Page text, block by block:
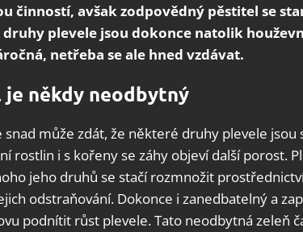
činností, avšak zodpovědný pěstitel se
plevele jsou dokonce natolik
netřeba se ale hned vzdávat.
je někdy neodbytný
snad může zdát, že některé druhy plevele jsou
rostlin i s kořeny se záhy objeví další porost.
jeho druhů se stačí rozmnožit
odstraňování. Dokonce i zanedbatelný a
podnítit růst plevele. Tato neodbytná zeleň